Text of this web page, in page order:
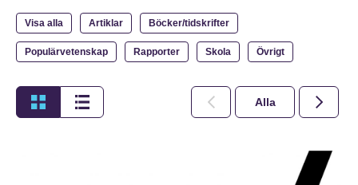
Visa alla Artiklar Böcker/tidskrifter
Populärvetenskap Rapporter Skola Övrigt
Alla 2026